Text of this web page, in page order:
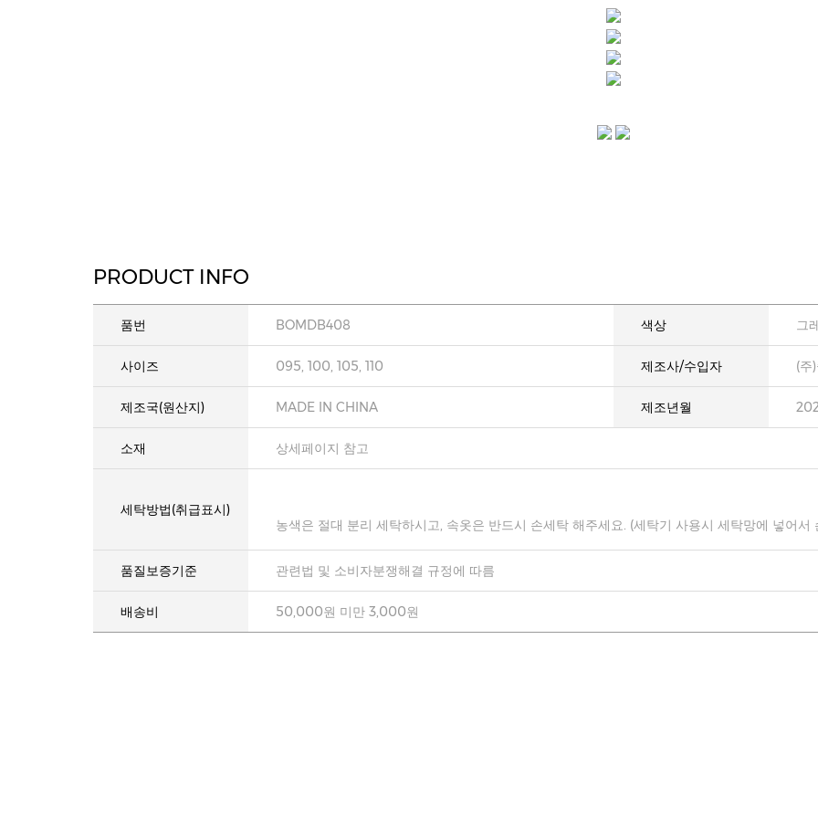
PRODUCT INFO
품번 BOMDB408 색상 그
사이즈 095, 100, 105, 110 제조사/수입자 (주
제조국(원산지) MADE IN CHINA 제조년월
소재 상세페이지 참고
세탁방법(취급표시)
농색은 절대 분리 세탁하시고, 속옷은 반드시 손세탁 해주세요. (세탁기 사용시 세탁망에 넣어서
품질보증기준 관련법 및 소비자분쟁해결 규정에 따름
배송비 50,000원 미만 3,000원